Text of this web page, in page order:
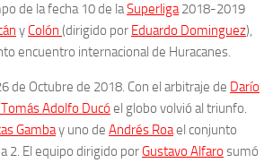
de la fecha 10 de laSuperliga 2018-2019
y Colón (dirigido por Eduardo Dominguez),
encuentro internacional de Huracanes.
de Octubre de 2018. Con el arbitraje de Darío
Tomás Adolfo Ducó el globo volvió al triunfo.
Gambay uno de Andrés Roael conjunto
2. El equipo dirigido por Gustavo Alfaro sumó